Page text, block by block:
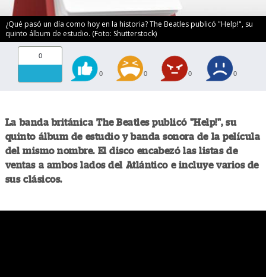
¿Qué pasó un día como hoy en la historia? The Beatles publicó "Help!", su
quinto álbum de estudio. (Foto: Shutterstock)
0
0 0 0 0
La banda británica The Beatles publicó "Help!", su
quinto álbum de estudio y banda sonora de la película
del mismo nombre. El disco encabezó las listas de
ventas a ambos lados del Atlántico e incluye varios de
sus clásicos.